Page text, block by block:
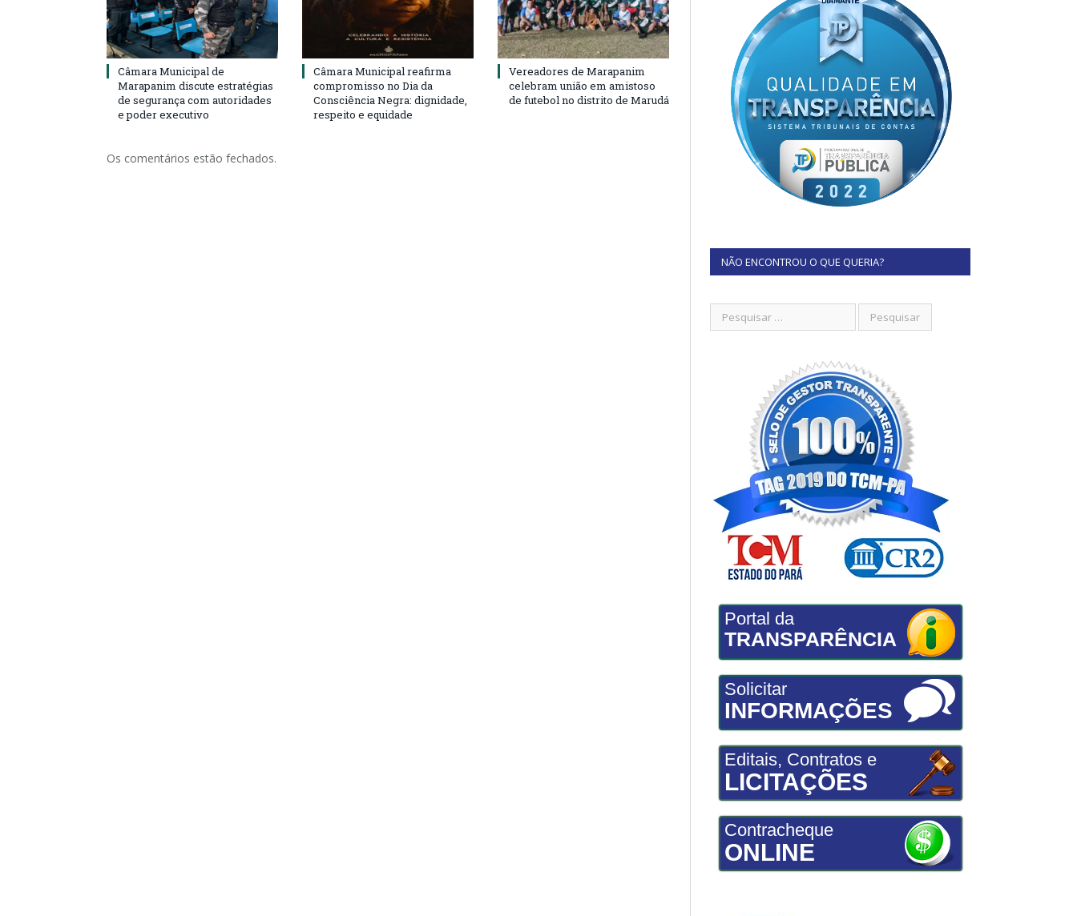
Câmara Municipal de
Marapanim discute estratégias
de segurança com autoridades
e poder executivo
Câmara Municipal reafirma
compromisso no Dia da
Consciência Negra: dignidade,
respeito e equidade
Vereadores de Marapanim
celebram união em amistoso
de futebol no distrito de Marudá
Os comentários estão fechados.
NÃO ENCONTROU O QUE QUERIA?
Portal da
TRANSPARÊNCIA
Solicitar
INFORMAÇÕES
Editais, Contratos e
LICITAÇÕES
Contracheque
ONLINE